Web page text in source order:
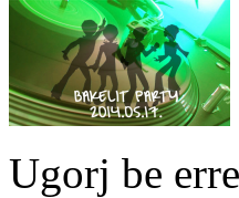
Ugorj be